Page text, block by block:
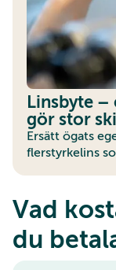
Linsbyte
gör stor
Ersätt ögats
flerstyrkelins
Vad
du